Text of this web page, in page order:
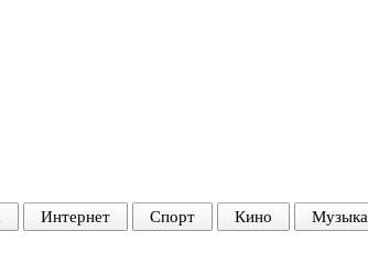
Интернет Спорт Кино Музыка